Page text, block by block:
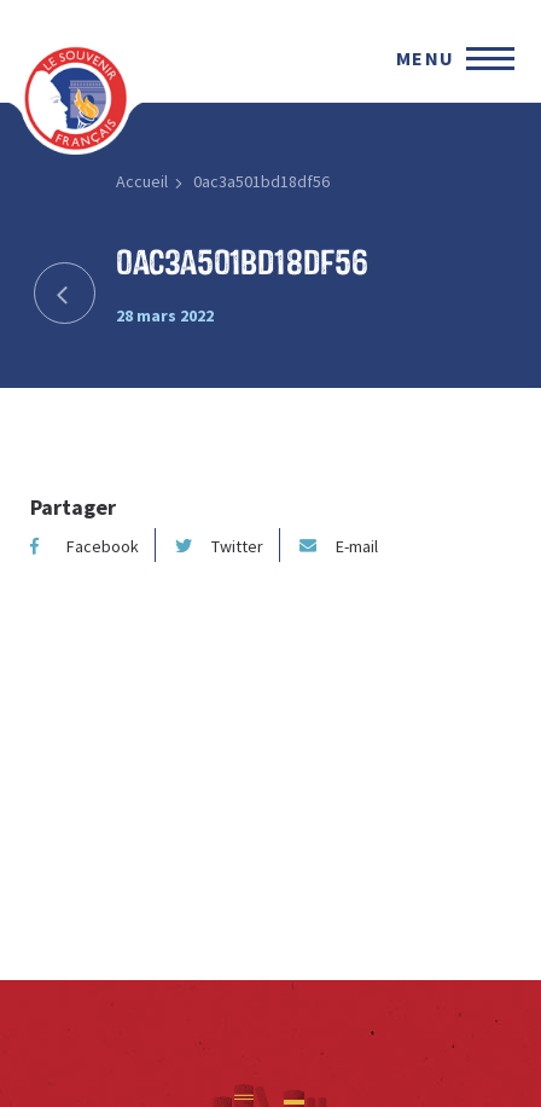
MENU
Accueil 0ac3a501bd18df56
0ac3a501bd18df56
28 mars 2022
Partager
Facebook Twitter E-mail